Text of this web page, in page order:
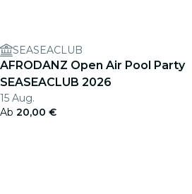
SEASEACLUB
AFRODANZ Open Air Pool Party
SEASEACLUB 2026
15 Aug.
Ab 20,00 €